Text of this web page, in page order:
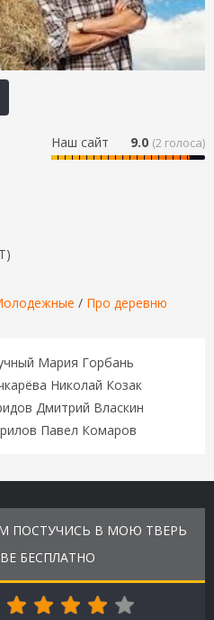
Наш сайт 9.0 (2 голоса)
/ Про деревню
Мария Горбань
Николай Козак
Дмитрий Власкин
Павел Комаров
ПОСТУЧИСЬ В МОЮ ТВЕРЬ
БЕСПЛАТНО